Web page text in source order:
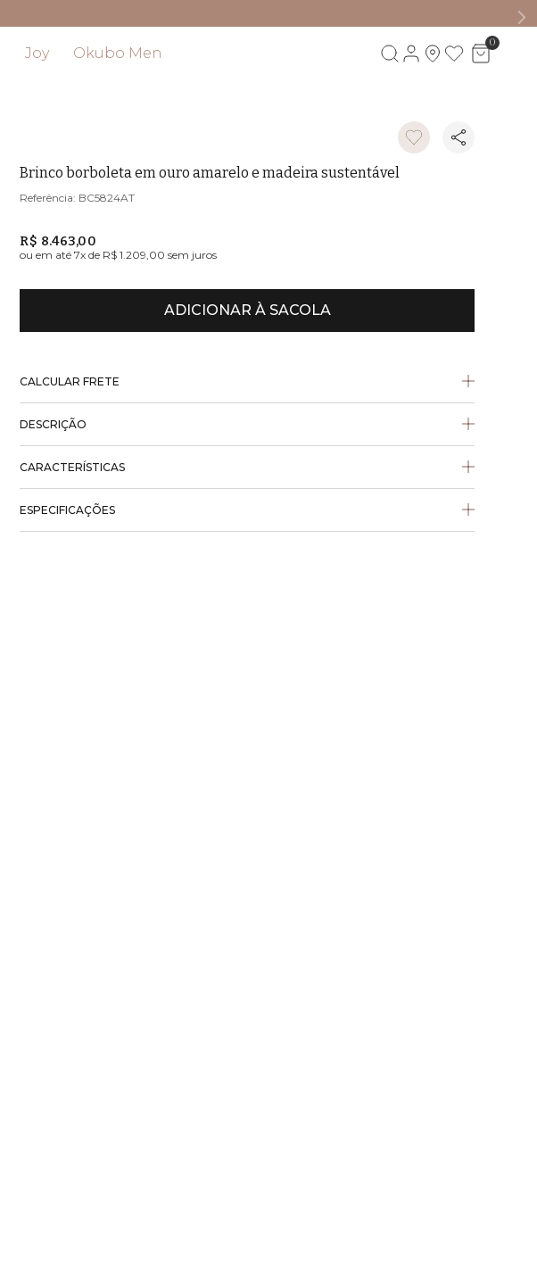
Joy Okubo Men
0
Brinco borboleta em ouro amarelo e madeira sustentável
BC5824AT
R$ 8.463,00
ou em até7x de R$ 1.209,00 sem juros
ADICIONAR À SACOLA
CALCULAR FRETE
DESCRIÇÃO
CARACTERÍSTICAS
ESPECIFICAÇÕES